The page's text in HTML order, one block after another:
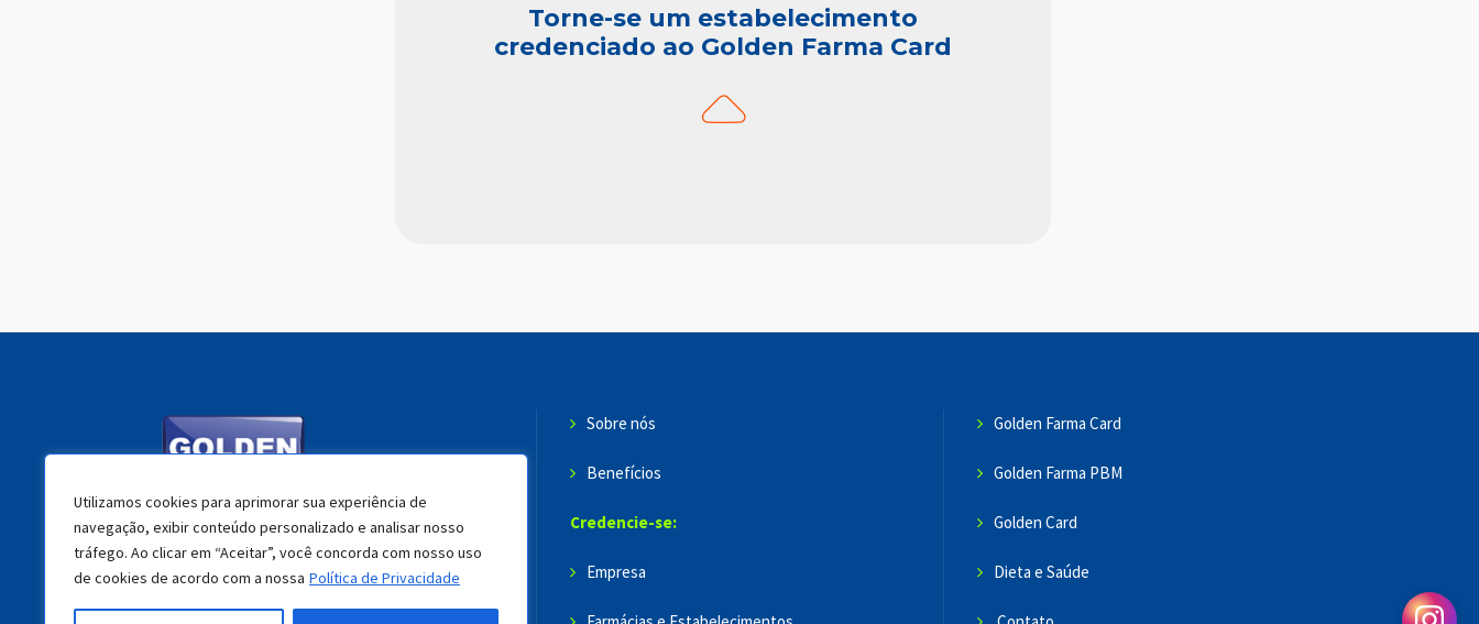
Utilizamos cookies para aprimorar sua experiência de
navegação, exibir conteúdo personalizado e analisar nosso
tráfego. Ao clicar em “Aceitar”, você concorda com nosso uso
de cookies de acordo com a nossa Política de Privacidade
Torne-se um estabelecimento
credenciado ao Golden Farma Card
(11) 2463-9900
atendimento@goldenfarma.com.br
Av. Salgado Filho nº 746 – Guarulhos – SP
Sobre nós
Benefícios
Credencie-se:
Empresa
Golden Farma Card
Golden Farma PBM
Golden Card
Dieta e Saúde